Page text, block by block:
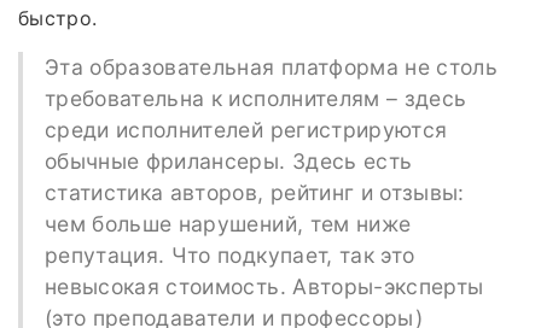
быстро.
Эта образовательная платформа не столь
требовательна к исполнителям – здесь
среди исполнителей регистрируются
обычные фрилансеры. Здесь есть
статистика авторов, рейтинг и отзывы:
чем больше нарушений, тем ниже
репутация. Что подкупает, так это
невысокая стоимость. Авторы-эксперты
(это преподаватели и профессоры)